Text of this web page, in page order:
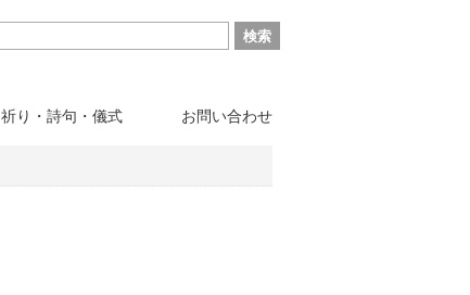
祈り・詩句・儀式 お問い合わせ